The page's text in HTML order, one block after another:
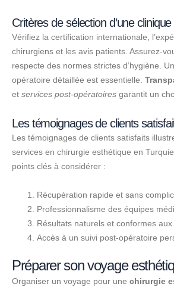
Critères de sélection d’une
Vérifiez la certification internationale,
chirurgiens et les avis patients. Assurez-
respecte des normes strictes d’hygiène.
opératoire détaillée est essentielle.
et services post-opératoires garantit un
Les témoignages de clients
Les témoignages de clients satisfaits
services en chirurgie esthétique en
points clés à considérer :
Récupération rapide et sans
Professionnalisme des équipes
Résultats naturels et conformes
Accès à un suivi post-opératoire
Préparer son voyage
Organiser un voyage pour une chirurgie